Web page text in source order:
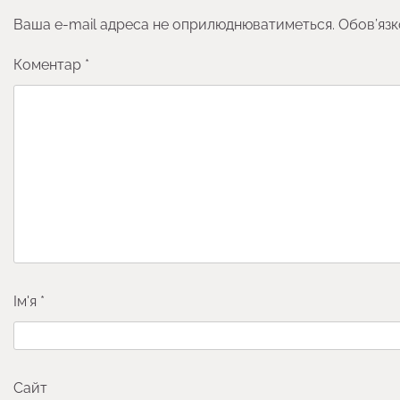
Ваша e-mail адреса не оприлюднюватиметься.
Коментар *
Ім'я *
Сайт